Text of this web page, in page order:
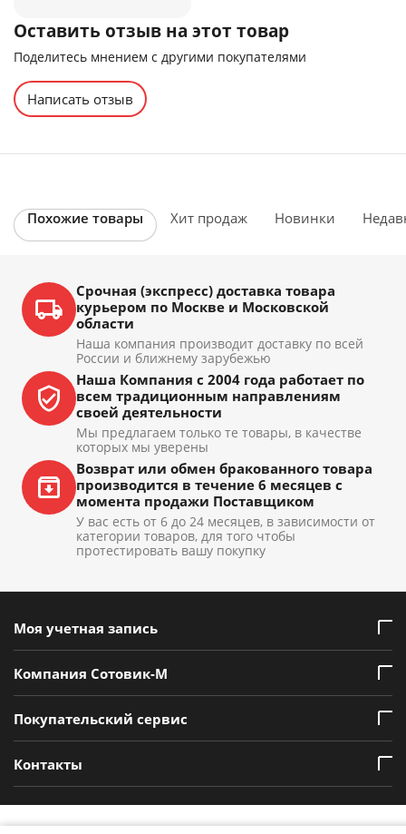
Оставить отзыв на этот товар
Поделитесь мнением с другими покупателями
Написать отзыв
Похожие товары Хит продаж Новинки
Срочная (экспресс) доставка товара
курьером по Москве и Московской
области
Наша компания производит доставку по всей
России и ближнему зарубежью
Наша Компания с 2004 года работает по
всем традиционным направлениям
своей деятельности
Мы предлагаем только те товары, в качестве
которых мы уверены
Возврат или обмен бракованного товара
производится в течение 6 месяцев с
момента продажи Поставщиком
У вас есть от 6 до 24 месяцев, в зависимости от
категории товаров, для того чтобы
протестировать вашу покупку
Моя учетная запись
Компания Сотовик-М
Покупательский сервис
Контакты